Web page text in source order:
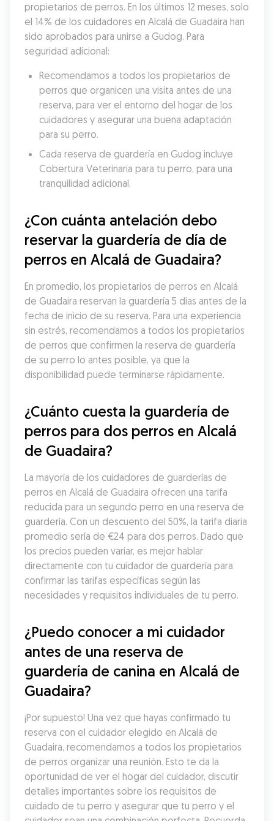
propietarios de perros. En los últimos 12 meses, solo
el 14% de los cuidadores en Alcalá de Guadaira han
sido aprobados para unirse a Gudog. Para
seguridad adicional:
Recomendamos a todos los propietarios de
perros que organicen una visita antes de una
reserva, para ver el entorno del hogar de los
cuidadores y asegurar una buena adaptación
para su perro.
Cada reserva de guardería en Gudog incluye
Cobertura Veterinaria para tu perro, para una
tranquilidad adicional.
¿Con cuánta antelación debo
reservar la guardería de día de
perros en Alcalá de Guadaira?
En promedio, los propietarios de perros en Alcalá
de Guadaira reservan la guardería 5 días antes de la
fecha de inicio de su reserva. Para una experiencia
sin estrés, recomendamos a todos los propietarios
de perros que confirmen la reserva de guardería
de su perro lo antes posible, ya que la
disponibilidad puede terminarse rápidamente.
¿Cuánto cuesta la guardería de
perros para dos perros en Alcalá
de Guadaira?
La mayoría de los cuidadores de guarderías de
perros en Alcalá de Guadaira ofrecen una tarifa
reducida para un segundo perro en una reserva de
guardería. Con un descuento del 50%, la tarifa diaria
promedio sería de €24 para dos perros. Dado que
los precios pueden variar, es mejor hablar
directamente con tu cuidador de guardería para
confirmar las tarifas específicas según las
necesidades y requisitos individuales de tu perro.
¿Puedo conocer a mi cuidador
antes de una reserva de
guardería de canina en Alcalá de
Guadaira?
¡Por supuesto! Una vez que hayas confirmado tu
reserva con el cuidador elegido en Alcalá de
Guadaira, recomendamos a todos los propietarios
de perros organizar una reunión. Esto te da la
oportunidad de ver el hogar del cuidador, discutir
detalles importantes sobre los requisitos de
cuidado de tu perro y asegurar que tu perro y el